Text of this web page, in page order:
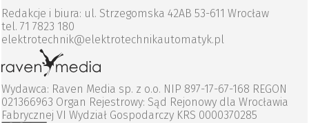
Redakcje i biura: ul. Strzegomska 42AB 53-611 Wrocław
tel. 71 7823 180
elektrotechnik@elektrotechnikautomatyk.pl
Wydawca: Raven Media sp. z o.o. NIP 897-17-67-168 REGON
021366963 Organ Rejestrowy: Sąd Rejonowy dla Wrocławia
Fabrycznej VI Wydział Gospodarczy KRS 0000370285